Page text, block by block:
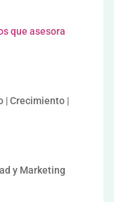
que asesora
| Crecimiento |
y Marketing